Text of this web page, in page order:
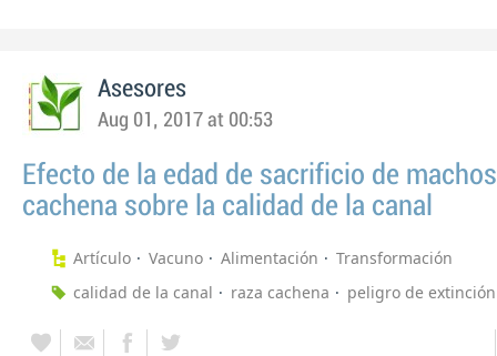
Asesores
Aug 01, 2017 at 00:53
Efecto de la edad de sacrificio de
cachena sobre la calidad de la canal
Artículo Vacuno Alimentación
Transformación
calidad de la canal
raza cachena peligro de extinción